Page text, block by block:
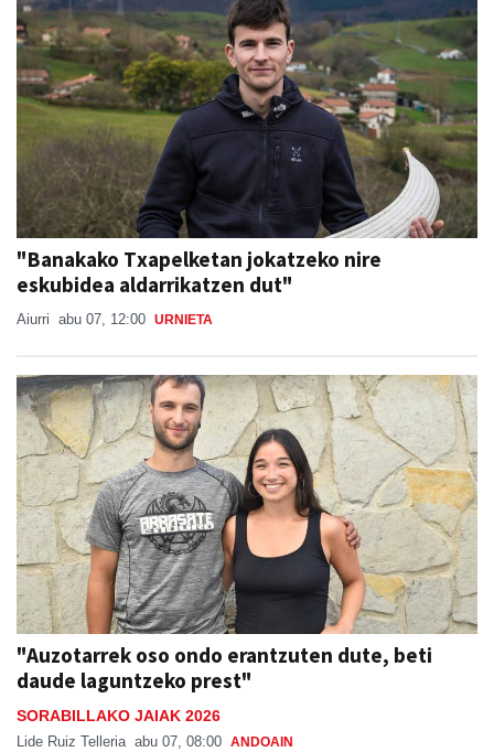
"Banakako Txapelketan jokatzeko nire
eskubidea aldarrikatzen dut"
Aiurri abu 07, 12:00 URNIETA
"Auzotarrek oso ondo erantzuten dute, beti
daude laguntzeko prest"
SORABILLAKO JAIAK 2026
Lide Ruiz Telleria abu 07, 08:00 ANDOAIN